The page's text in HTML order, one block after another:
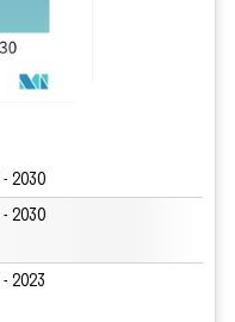
2030
2030
2023